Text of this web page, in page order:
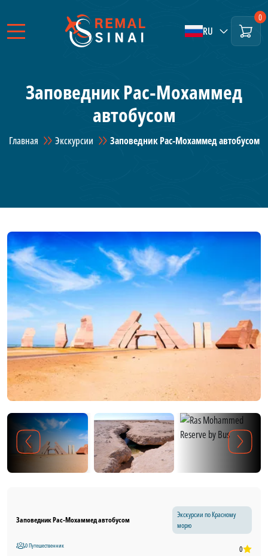
RU
0
Заповедник Рас‑Мохаммед
автобусом
Главная Экскурсии Заповедник Рас‑Мохаммед автобусом
Заповедник Рас‑Мохаммед автобусом
Экскурсии по Красному
морю
0 Путешественник 0